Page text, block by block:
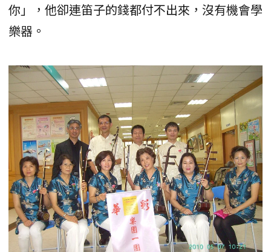
你」，他卻連笛子的錢都付不出來，沒有機會學
樂器。